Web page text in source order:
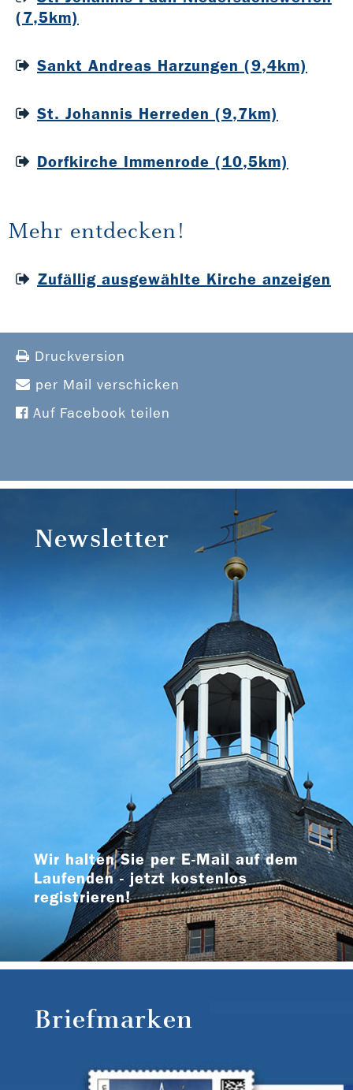
(7,5km)
Sankt Andreas Harzungen (9,4km)
St. Johannis Herreden (9,7km)
Dorfkirche Immenrode (10,5km)
Mehr entdecken!
Zufällig ausgewählte Kirche anzeigen
Druckversion
per Mail verschicken
Auf Facebook teilen
Newsletter
Wir halten Sie per E-Mail auf dem
Laufenden - jetzt kostenlos
registrieren!
Briefmarken